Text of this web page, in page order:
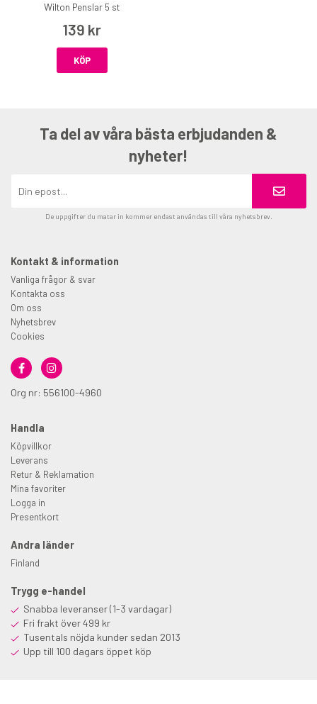
Wilton Penslar 5 st
139 kr
KÖP
Ta del av våra bästa erbjudanden &
nyheter!
De uppgifter du matar in kommer endast användas till våra nyhetsbrev.
Kontakt & information
Vanliga frågor & svar
Kontakta oss
Om oss
Nyhetsbrev
Cookies
Org nr: 556100-4960
Handla
Köpvillkor
Leverans
Retur & Reklamation
Mina favoriter
Logga in
Presentkort
Andra länder
Finland
Trygg e-handel
Snabba leveranser (1-3 vardagar)
Fri frakt över 499 kr
Tusentals nöjda kunder sedan 2013
Upp till 100 dagars öppet köp